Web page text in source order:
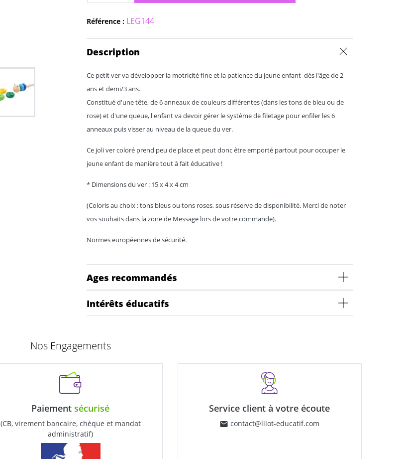
Référence : LEG144
Description
Ce petit ver va développer la motricité fine et la patience du jeune enfant dès l'âge de 2
ans et demi/3 ans.
Constitué d'une tête, de 6 anneaux de couleurs différentes (dans les tons de bleu ou de
rose) et d'une queue, l'enfant va devoir gérer le système de filetage pour enfiler les 6
anneaux puis visser au niveau de la queue du ver.
Ce joli ver coloré prend peu de place et peut donc être emporté partout pour occuper le
jeune enfant de manière tout à fait éducative !
* Dimensions du ver : 15 x 4 x 4 cm
(Coloris au choix : tons bleus ou tons roses, sous réserve de disponibilité. Merci de noter
vos souhaits dans la zone de Message lors de votre commande).
Normes européennes de sécurité.
Ages recommandés
Intérêts éducatifs
Nos Engagements
Paiementsécurisé
(CB, virement bancaire, chèque et mandat
administratif)
Service client à votre écoute
contact@lilot-educatif.com